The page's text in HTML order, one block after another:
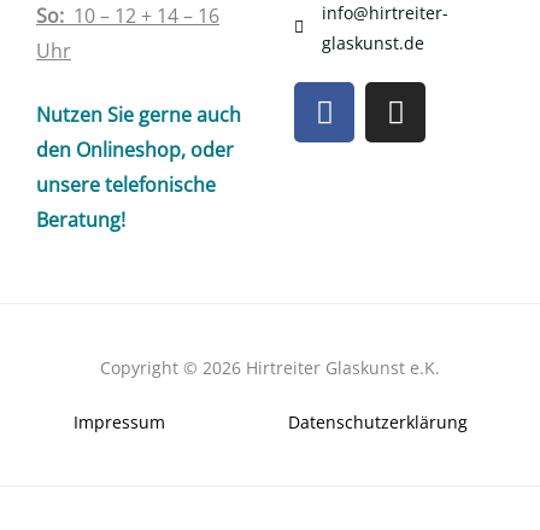
So: 10 – 12 + 14 – 16
Uhr
Nutzen Sie gerne auch
den Onlineshop, oder
unsere telefonische
Beratung!
info@hirtreiter-
glaskunst.de
F
a
c
I
n
s
Copyright © 2026 Hirtreiter Glaskunst e.K.
Impressum Datenschutzerklärung